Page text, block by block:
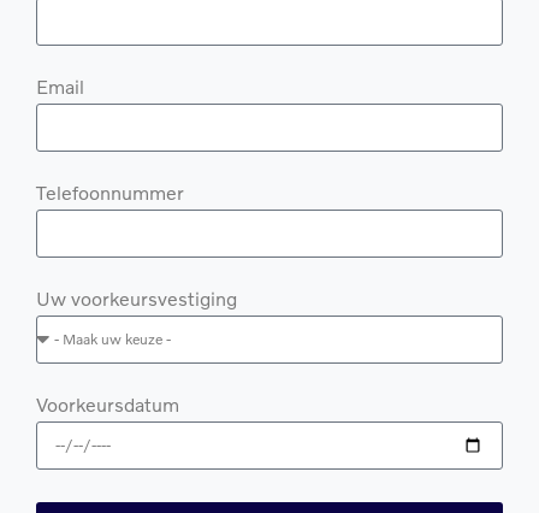
Email
Telefoonnummer
Uw voorkeursvestiging
Voorkeursdatum